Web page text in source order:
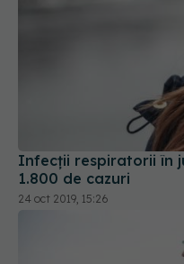
Infecții respiratorii în
1.800 de cazuri
24 oct 2019, 15:26